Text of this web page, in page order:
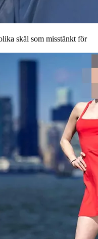
skäl som misstänkt för